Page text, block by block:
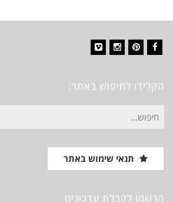
הקלידו לחיפוש באתר:
חיפוש
עבור:
תנאי שימוש באתר
הרשמו לקבלת עדכונים